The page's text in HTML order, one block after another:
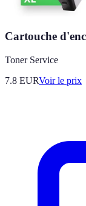
Cartouche
Toner Service
7.8 EURVoir le prix